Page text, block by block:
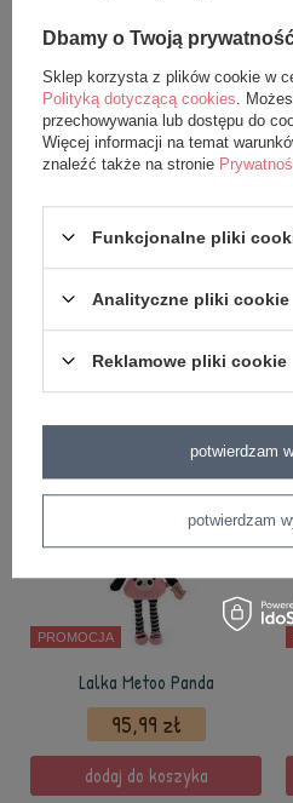
Lalka Metoo personalizowana
Jelonek OSTATNIA SZTUKA
139,99 zł
dodaj do koszyka
PROMOCJA
Lalka Metoo Panda
95,99 zł
dodaj do koszyka
Dbamy o Twoją
Sklep korzysta z plików cookie w
Polityką dotyczącą cookies .
przechowywania lub dostępu do
Więcej informacji na temat
znaleźć także na stronie
Funkcjonalne pliki
Analityczne pliki cookie
Reklamowe pliki cookie
potwierdzam
potwierdzam